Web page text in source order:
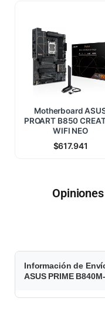
Motherboard
PROART B850
WIFI NEO
$617.941
$
2
3
Información de
ASUS PRIME